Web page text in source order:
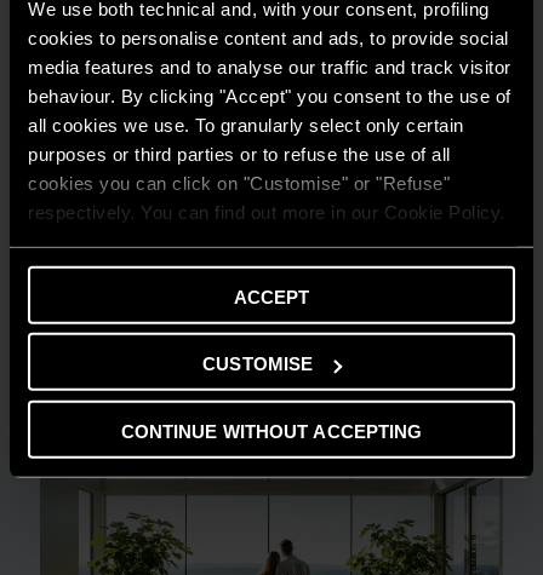
We use both technical and, with your consent, profiling
cookies to personalise content and ads, to provide social
media features and to analyse our traffic and track visitor
behaviour. By clicking "Accept" you consent to the use of
all cookies we use. To granularly select only certain
purposes or third parties or to refuse the use of all
cookies you can click on "Customise" or "Refuse"
respectively. You can find out more in our Cookie Policy.
ACCEPT
CUSTOMISE
CONTINUE WITHOUT ACCEPTING
GUIDA AL RISPARMIO
LEGGI DI PIÙ